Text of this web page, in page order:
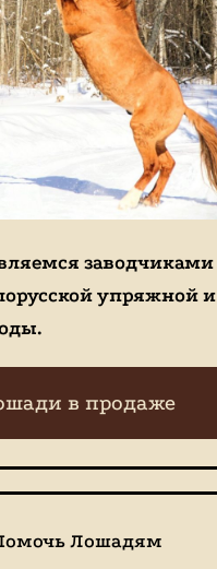
заводчиками
упряжной и
в продаже
Лошадям